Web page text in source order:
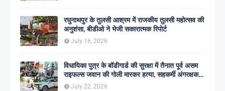
रघुनाथपुर के तुलसी आश्रम में राजकीय तुलसी महोत्सव की
अनुशंसा, बीडीओ ने भेजी सकारात्मक रिपोर्ट
July 16, 2026
विधायिका पुत्र के बॉडीगार्ड की सुरक्षा में तैनात पूर्व असम
राइफल्स जवान की गोली मारकर हत्या, सहकर्मी अंगरक्षक
गिरफ्तार
July 22, 2026